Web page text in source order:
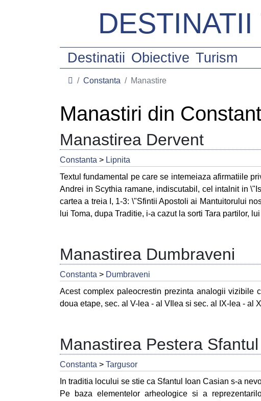
Destinatii Obiective Turism
Constanta Manastire
Manastiri din
Manastirea Dervent
Constanta > Lipnita
Textul fundamental pe care se intemeiaza afirmatiile
Andrei in Scythia ramane, indiscutabil, cel intalnit in
cartea a treia I, 1-3: \"Sfintii Apostoli ai Mantuitorului
lui Toma, dupa Traditie, i-a cazut la sorti Tara partilor,
Manastirea Dumbraveni
Constanta > Dumbraveni
Acest complex paleocrestin prezinta analogii
doua etape, sec. al V-lea - al VIlea si sec. al IX-lea - al
Manastirea Pestera
Constanta > Targusor
In traditia locului se stie ca Sfantul Ioan Casian s-a
Pe baza elementelor arheologice si a